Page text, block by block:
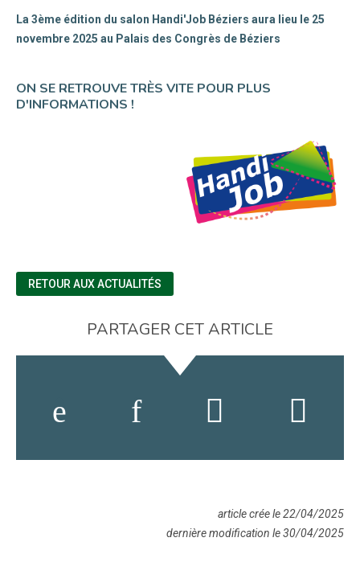
La 3ème édition du salon Handi'Job Béziers aura lieu le 25
novembre 2025 au Palais des Congrès de Béziers
ON SE RETROUVE TRÈS VITE POUR PLUS
D'INFORMATIONS !
RETOUR AUX ACTUALITÉS
PARTAGER CET ARTICLE
article crée le 22/04/2025
dernière modification le 30/04/2025